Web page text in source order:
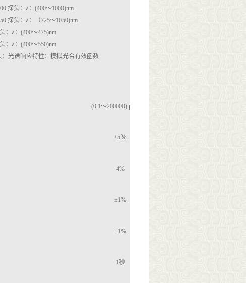
探头：λ：(400～1000)nm
探头：λ：（725～1050)nm
：λ：(400～475)nm
：λ：(400～550)nm
：光谱响应特性：模拟光合有效函数
(0.1～200000) μW/cm
±5％
4%
±1%
±1%
1秒